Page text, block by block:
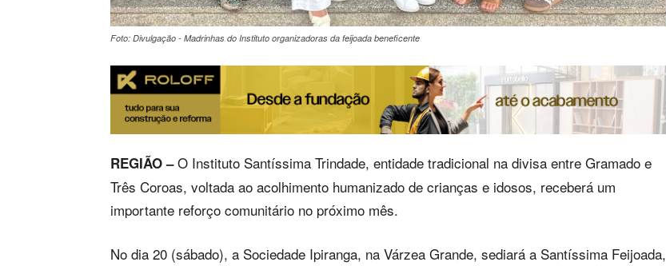
Foto: Divulgação - Madrinhas do Instituto organizadoras da feijoada beneficente
REGIÃO –O Instituto Santíssima Trindade, entidade tradicional na divisa entre Gramado e
Três Coroas, voltada ao acolhimento humanizado de crianças e idosos, receberá um
importante reforço comunitário no próximo mês.
No dia 20 (sábado), a Sociedade Ipiranga, na Várzea Grande, sediará a Santíssima Feijoada,